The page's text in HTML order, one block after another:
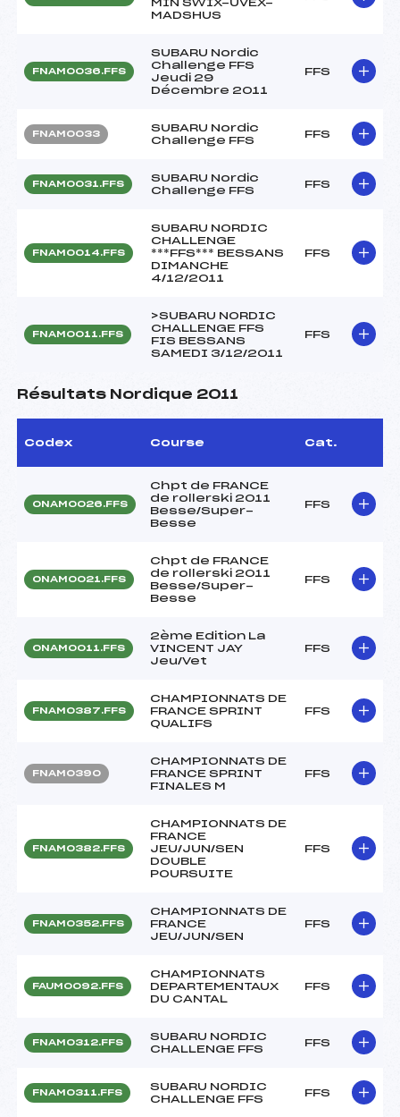
MIN SWIX-UVEX-
MADSHUS
FNAM0036.FFS
SUBARU Nordic
Challenge FFS
Jeudi 29
Décembre 2011
FFS
FNAM0033
SUBARU Nordic
Challenge FFS
FFS
FNAM0031.FFS
SUBARU Nordic
Challenge FFS
FFS
FNAM0014.FFS
SUBARU NORDIC
CHALLENGE
***FFS*** BESSANS
DIMANCHE
4/12/2011
FFS
FNAM0011.FFS
>SUBARU NORDIC
CHALLENGE FFS
FIS BESSANS
SAMEDI 3/12/2011
FFS
Résultats Nordique 2011
Codex Course Cat.
ONAM0026.FFS
Chpt de FRANCE
de rollerski 2011
Besse/Super-
Besse
FFS
ONAM0021.FFS
Chpt de FRANCE
de rollerski 2011
Besse/Super-
Besse
FFS
ONAM0011.FFS
2ème Edition La
VINCENT JAY
Jeu/Vet
FFS
FNAM0387.FFS
CHAMPIONNATS DE
FRANCE SPRINT
QUALIFS
FFS
FNAM0390
CHAMPIONNATS DE
FRANCE SPRINT
FINALES M
FFS
FNAM0382.FFS
CHAMPIONNATS DE
FRANCE
JEU/JUN/SEN
DOUBLE
POURSUITE
FFS
FNAM0352.FFS
CHAMPIONNATS DE
FRANCE
JEU/JUN/SEN
FFS
FAUM0092.FFS
CHAMPIONNATS
DEPARTEMENTAUX
DU CANTAL
FFS
FNAM0312.FFS
SUBARU NORDIC
CHALLENGE FFS
FFS
FNAM0311.FFS
SUBARU NORDIC
CHALLENGE FFS
FFS